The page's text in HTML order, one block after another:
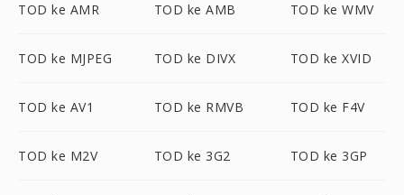
TOD ke AMR TOD ke AMB TOD ke WMV
TOD ke MJPEG TOD ke DIVX TOD ke XVID
TOD ke AV1 TOD ke RMVB TOD ke F4V
TOD ke M2V TOD ke 3G2 TOD ke 3GP